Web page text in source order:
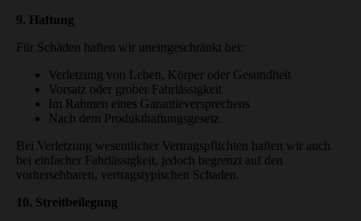
9. Haftung
Für Schäden haften wir uneingeschränkt bei:
Verletzung von Leben, Körper oder Gesundheit
Vorsatz oder grober Fahrlässigkeit
Im Rahmen eines Garantieversprechens
Nach dem Produkthaftungsgesetz
Bei Verletzung wesentlicher Vertragspflichten haften wir auch
bei einfacher Fahrlässigkeit, jedoch begrenzt auf den
vorhersehbaren, vertragstypischen Schaden.
10. Streitbeilegung